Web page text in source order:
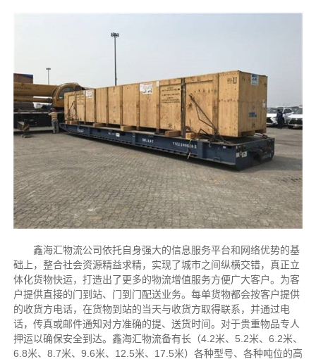
鑫海汇物流公司依托自身强大的信息服务平台和网络优势的基
础上，整合社会资源精益求精，实现了城市之间纵横交错，真正立
体化货物快运，打造出了更多的物流增值服务方便广大客户。为客
户提供直接的门到站、门到门配送业务。每单货物都会按客户提供
的收货方电话，在货物到站的当天与收货方取得联系，并通过电
话，传真或邮件通知对方准确的提、送货时间。对于贵重物品专人
押运以确保安全到达。鑫海汇物流备有长（4.2米、5.2米、6.2米、
6.8米、8.7米、9.6米、12.5米、17.5米）各种型号、各种吨位的高